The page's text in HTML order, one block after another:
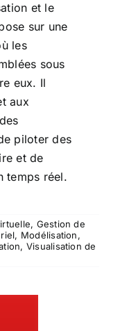
et le
sur une
les
sous
eux. Il
aux
piloter des
et de
temps réel.
, Gestion de
, Modélisation,
, Visualisation de